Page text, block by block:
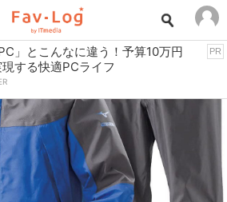
覧
アウトドア用品
おもちゃ・ホビー
キッチン家電
ゲーム
スイーツ・お菓子
」とこんなに違う！予算10万円
する快適PCライフ
PR